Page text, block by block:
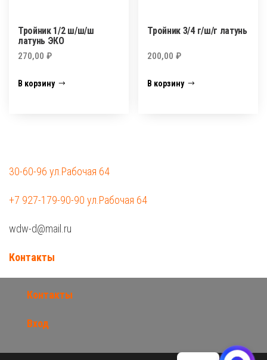
Тройник 1/2 ш/ш/ш
латунь ЭКО
270,00 ₽
В корзину
Тройник 3/4 г/ш/г латунь
200,00₽
В корзину
30-60-96 ул.Рабочая 64
+7 927-179-90-90 ул.Рабочая 64
wdw-d@mail.ru
Контакты
Контакты
Вход